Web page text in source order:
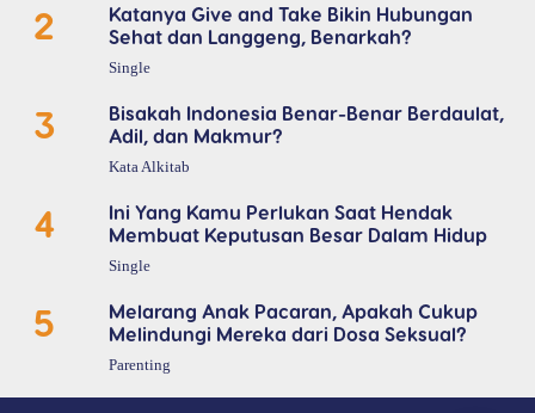
2
Katanya Give and Take Bikin Hubungan
Sehat dan Langgeng, Benarkah?
Single
3
Bisakah Indonesia Benar-Benar Berdaulat,
Adil, dan Makmur?
Kata Alkitab
4
Ini Yang Kamu Perlukan Saat Hendak
Membuat Keputusan Besar Dalam Hidup
Single
5
Melarang Anak Pacaran, Apakah Cukup
Melindungi Mereka dari Dosa Seksual?
Parenting